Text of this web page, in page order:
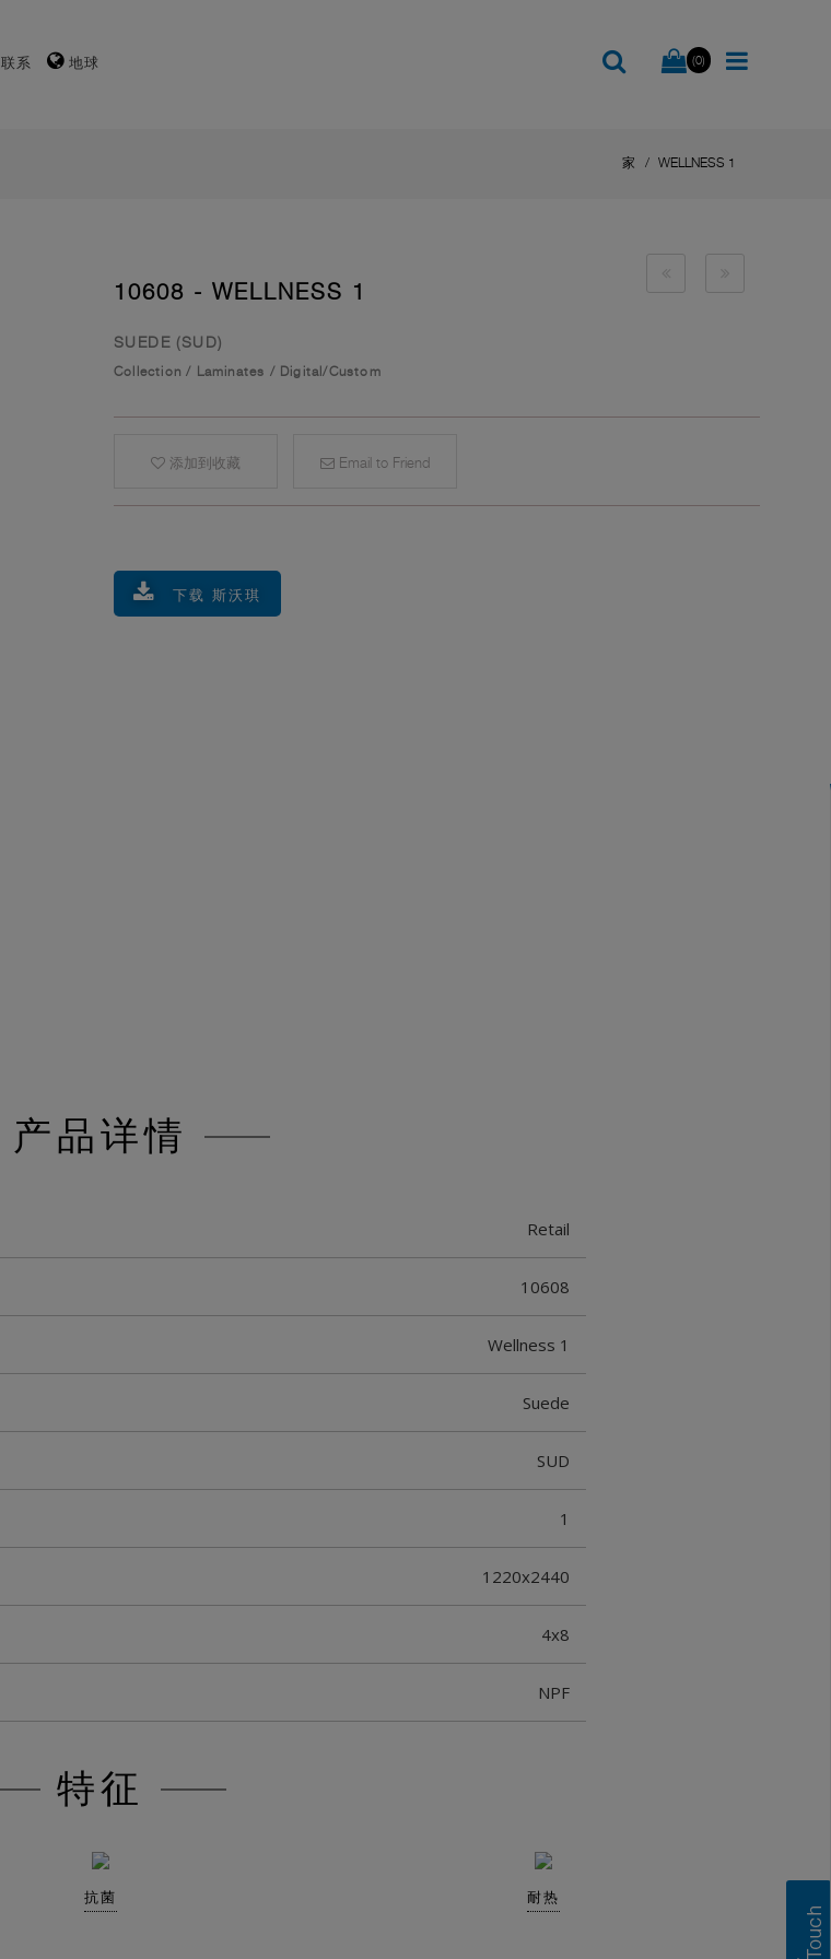
联系 地球 (0)
家 WELLNESS 1
10608 - WELLNESS 1
SUEDE (SUD)
Collection / Laminates / Digital/Custom
添加到收藏 Email to Friend
下载 斯沃琪
产品详情
Retail
10608
Wellness 1
Suede
SUD
1
1220x2440
4x8
NPF
特征
抗菌 耐热